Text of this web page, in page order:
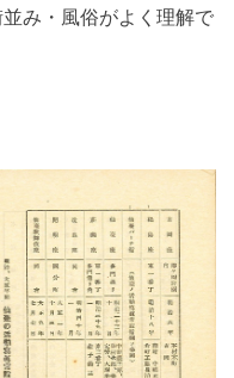
み・風俗がよく理解で